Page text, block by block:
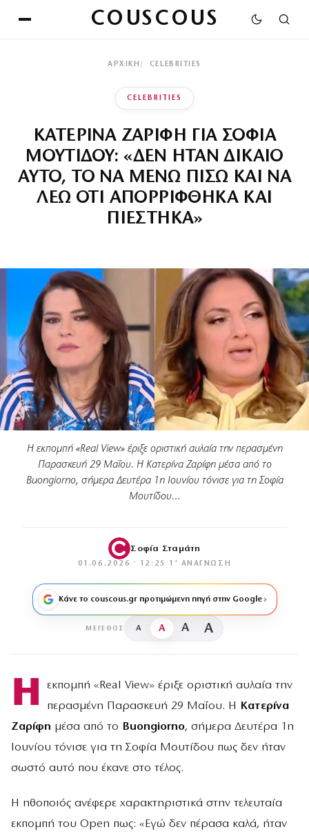
COUSCOUS
ΑΡΧΙΚΉ CELEBRITIES
CELEBRITIES
ΚΑΤΕΡΙΝΑ ΖΑΡΙΦΗ ΓΙΑ ΣΟΦΙΑ
ΜΟΥΤΙΔΟΥ: «ΔΕΝ ΗΤΑΝ ΔΙΚΑΙΟ
ΑΥΤΟ, ΤΟ ΝΑ ΜΕΝΩ ΠΙΣΩ ΚΑΙ ΝΑ
ΛΕΩ ΟΤΙ ΑΠΟΡΡΙΦΘΗΚΑ ΚΑΙ
ΠΙΕΣΤΗΚΑ»
Η εκπομπή «Real View» έριξε οριστική αυλαία την περασμένη
Παρασκευή 29 Μαΐου. Η Κατερίνα Ζαρίφη μέσα από το
Buongiorno, σήμερα Δευτέρα 1η Ιουνίου τόνισε για τη Σοφία
Μουτίδου…
Σοφία Σταμάτη
01.06.2026 · 12:25 · 1′ ΑΝΆΓΝΩΣΗ
Κάνε το couscous.gr προτιμώμενη πηγή στην Google
ΜΈΓΕΘΟΣ A A A A
Η
εκπομπή «Real View» έριξε οριστική αυλαία την
περασμένη Παρασκευή 29 Μαΐου. Η
Κατερίνα
Ζαρίφη μέσα από το Buongiorno, σήμερα Δευτέρα 1η
Ιουνίου τόνισε για τη Σοφία Μουτίδου πως δεν ήταν
σωστό αυτό που έκανε στο τέλος.
Η ηθοποιός ανέφερε χαρακτηριστικά στην τελευταία
εκπομπή του Open πως: «Εγώ δεν πέρασα καλά, ήταν